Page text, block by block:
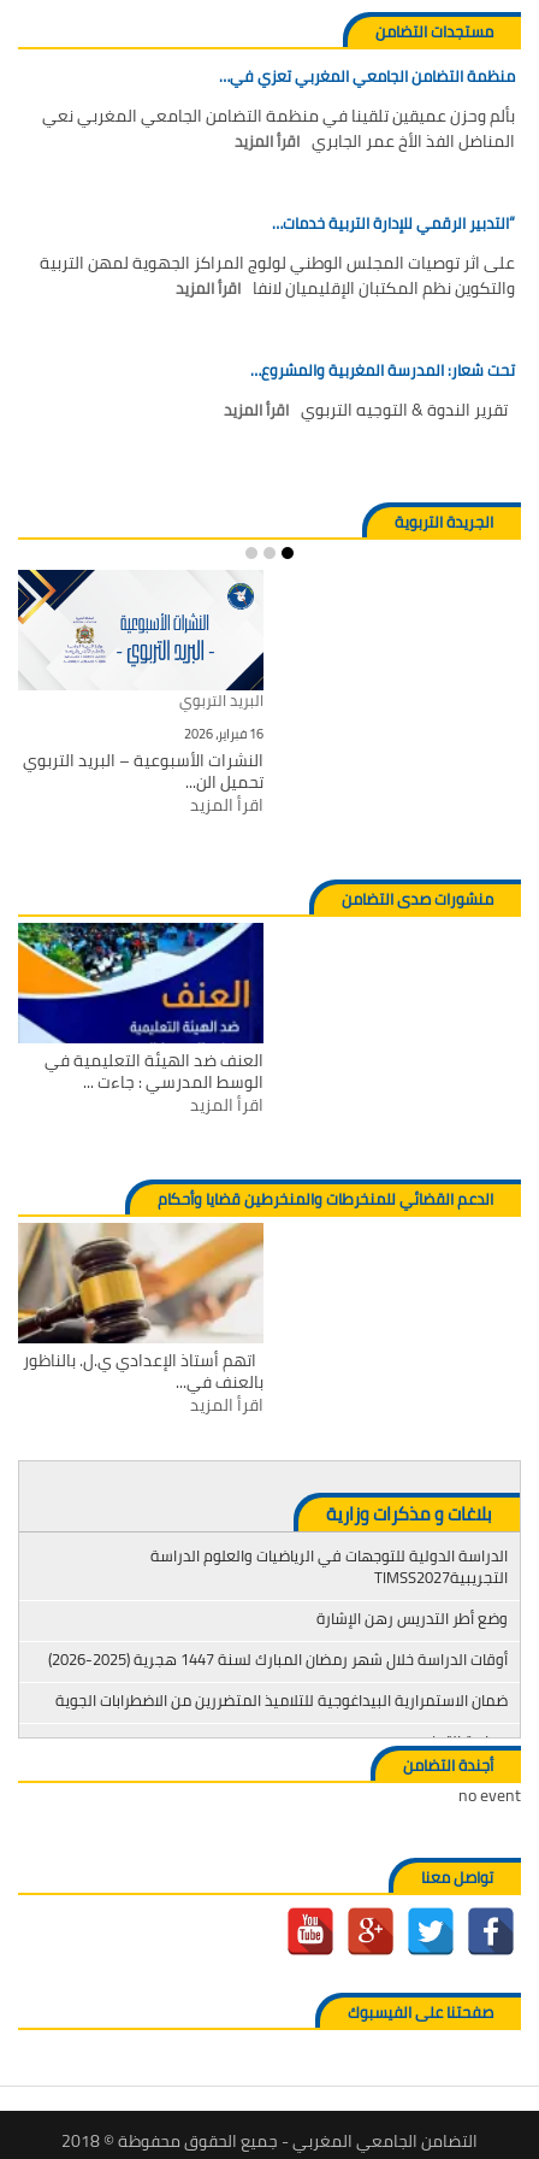
مستجدات التضامن
منظمة التضامن الجامعي المغربي تعزي في…
بألم وحزن عميقين تلقينا في منظمة التضامن الجامعي المغربي نعي
المناضل الفذ الأخ عمر الجابري اقرأ المزيد
“التدبير الرقمي للإدارة التربية خدمات…
على اثر توصيات المجلس الوطني لولوج المراكز الجهوية لمهن التربية
والتكوين نظم المكتبان الإقليميان لانفا اقرأ المزيد
تحت شعار: المدرسة المغربية والمشروع…
تقرير الندوة & التوجيه التربوي اقرأ المزيد
الجريدة التربوية
البريد التربوي
16 فبراير، 2026
النشرات الأسبوعية – البريد التربوي
تحميل الن...
اقرأ المزيد
منشورات صدى التضامن
العنف ضد الهيئة التعليمية في
الوسط المدرسي : جاءت ...
اقرأ المزيد
الدعم القضائي للمنخرطات والمنخرطين قضايا وأحكام
اتهم أستاذ الإعدادي ي.ل. بالناظور
بالعنف في...
اقرأ المزيد
بلاغات و مذكرات وزارية
الدراسة الدولية للتوجهات في الرياضيات والعلوم الدراسة
التجريبيةTIMSS2027
وضع أطر التدريس رهن الإشارة
أوقات الدراسة خلال شهر رمضان المبارك لسنة 1447 هجرية (2025-2026)
ضمان الاستمرارية البيداغوجية للتلاميذ المتضررين من الاضطرابات الجوية
محاربة التدخين
أجندة التضامن
no event
تواصل معنا
صفحتنا على الفيسبوك
التضامن الجامعي المغربي - جميع الحقوق محفوظة © 2018